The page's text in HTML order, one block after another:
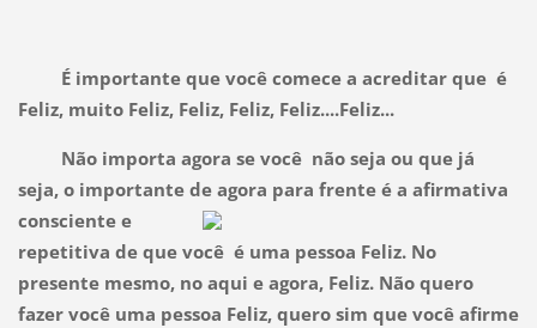
É importante que você comece a acreditar que é
Feliz, muito Feliz, Feliz, Feliz, Feliz....Feliz...
Não importa agora se você não seja ou que já
seja, o importante de agora para frente é a afirmativa
consciente e
repetitiva de que você é uma pessoa Feliz. No
presente mesmo, no aqui e agora, Feliz. Não quero
fazer você uma pessoa Feliz, quero sim que você afirme